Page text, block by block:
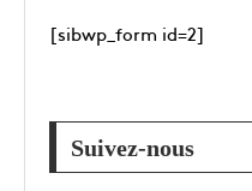
[sibwp_form id=2]
Suivez-nous